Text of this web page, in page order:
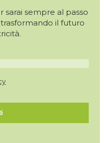
sarai sempre al passo
il futuro